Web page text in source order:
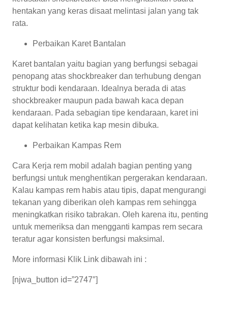
hentakan yang keras disaat melintasi jalan yang tak
rata.
Perbaikan Karet Bantalan
Karet bantalan yaitu bagian yang berfungsi sebagai
penopang atas shockbreaker dan terhubung dengan
struktur bodi kendaraan. Idealnya berada di atas
shockbreaker maupun pada bawah kaca depan
kendaraan. Pada sebagian tipe kendaraan, karet ini
dapat kelihatan ketika kap mesin dibuka.
Perbaikan Kampas Rem
Cara Kerja rem mobil adalah bagian penting yang
berfungsi untuk menghentikan pergerakan kendaraan.
Kalau kampas rem habis atau tipis, dapat mengurangi
tekanan yang diberikan oleh kampas rem sehingga
meningkatkan risiko tabrakan. Oleh karena itu, penting
untuk memeriksa dan mengganti kampas rem secara
teratur agar konsisten berfungsi maksimal.
More informasi Klik Link dibawah ini :
[njwa_button id=”2747″]